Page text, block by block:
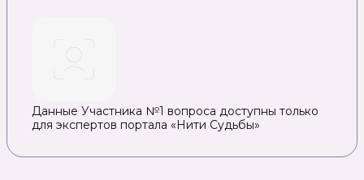
Данные Участника №1 вопроса доступны только
для экспертов портала «Нити Судьбы»